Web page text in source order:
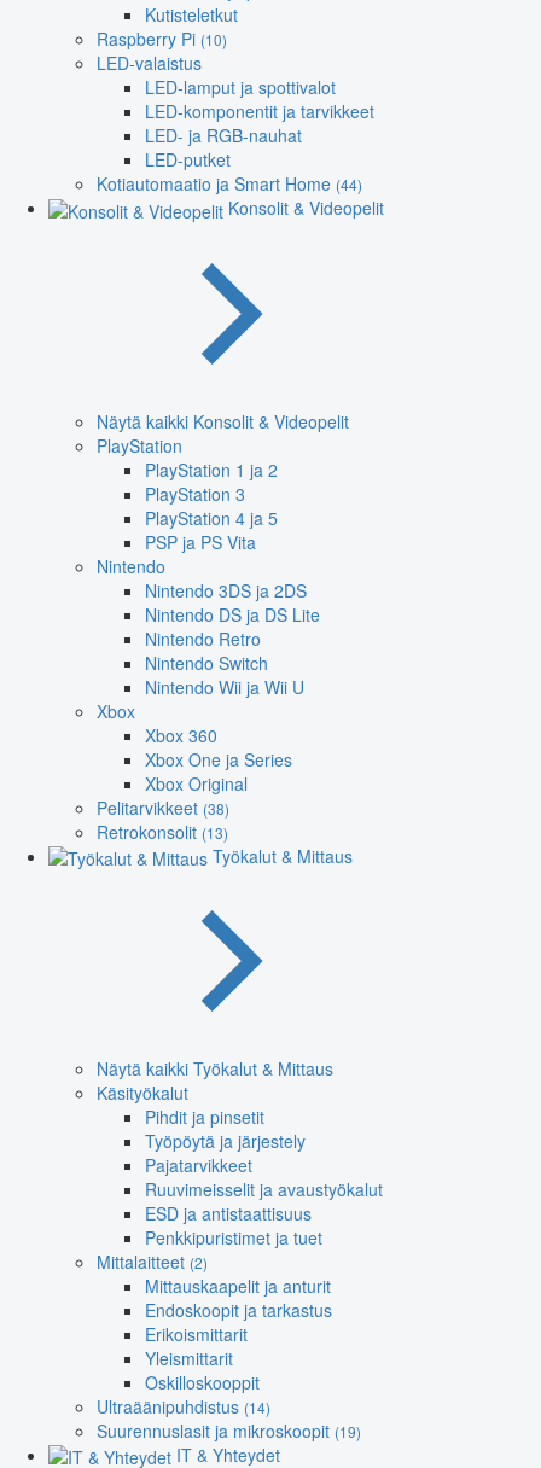
Kutisteletkut
Raspberry Pi (10)
LED-valaistus
LED-lamput ja spottivalot
LED-komponentit ja tarvikkeet
LED- ja RGB-nauhat
LED-putket
Kotiautomaatio ja Smart Home (44)
Konsolit & Videopelit
Näytä kaikki Konsolit & Videopelit
PlayStation
PlayStation 1 ja 2
PlayStation 3
PlayStation 4 ja 5
PSP ja PS Vita
Nintendo
Nintendo 3DS ja 2DS
Nintendo DS ja DS Lite
Nintendo Retro
Nintendo Switch
Nintendo Wii ja Wii U
Xbox
Xbox 360
Xbox One ja Series
Xbox Original
Pelitarvikkeet (38)
Retrokonsolit (13)
Työkalut & Mittaus
Näytä kaikki Työkalut & Mittaus
Käsityökalut
Pihdit ja pinsetit
Työpöytä ja järjestely
Pajatarvikkeet
Ruuvimeisselit ja avaustyökalut
ESD ja antistaattisuus
Penkkipuristimet ja tuet
Mittalaitteet (2)
Mittauskaapelit ja anturit
Endoskoopit ja tarkastus
Erikoismittarit
Yleismittarit
Oskilloskooppit
Ultraäänipuhdistus (14)
Suurennuslasit ja mikroskoopit (19)
IT & Yhteydet